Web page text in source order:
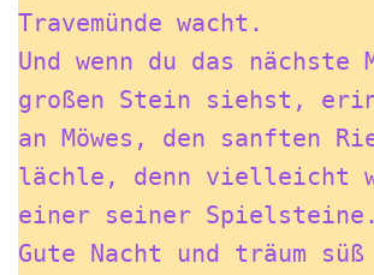
Travemünde wacht.
Und wenn du das nächste
großen Stein siehst,
an Möwes, den sanften
lächle, denn vielleicht
einer seiner Spielsteine.
Gute Nacht und träum süß